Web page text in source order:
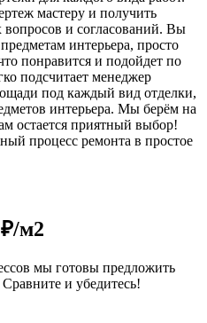
мастеру и получить
вопросов и согласований. Вы
интерьера, просто
понравится и подойдет по
подсчитает менеджер
под каждый вид отделки,
интерьера. Мы берём на
остается приятный выбор!
процесс ремонта в простое
м2
мы готовы предложить
и убедитесь!